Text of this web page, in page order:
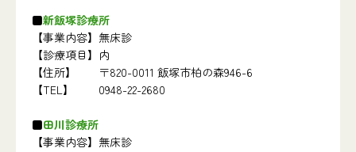
新飯塚診療所
【事業内容】 無床診
【診療項目】 内
【住所】
〒820-0011 飯塚市柏の森946-6
【TEL】
0948-22-2680
田川診療所
【事業内容】 無床診